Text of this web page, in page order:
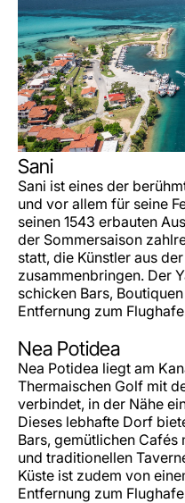
Sani
Sani ist eines der
und vor allem für seine
seinen 1543 erbauten
der Sommersaison
statt, die Künstler aus
zusammenbringen. Der
schicken Bars,
Entfernung zum
Nea Potidea
Nea Potidea liegt am
Thermaischen Golf mit
verbindet, in der Nähe
Dieses lebhafte Dorf
Bars, gemütlichen
und traditionellen
Küste ist zudem von
Entfernung zum